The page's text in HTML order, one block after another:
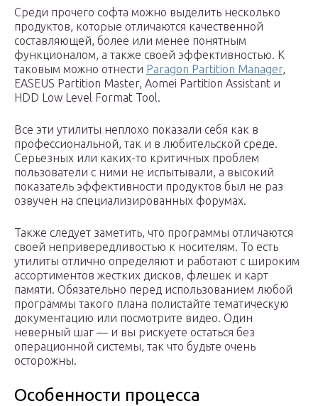
Среди прочего софта можно выделить несколько
продуктов, которые отличаются качественной
составляющей, более или менее понятным
функционалом, а также своей эффективностью. К
таковым можно отнести Paragon Partition Manager,
EASEUS Partition Master, Aomei Partition Assistant и
HDD Low Level Format Tool.
Все эти утилиты неплохо показали себя как в
профессиональной, так и в любительской среде.
Серьезных или каких-то критичных проблем
пользователи с ними не испытывали, а высокий
показатель эффективности продуктов был не раз
озвучен на специализированных форумах.
Также следует заметить, что программы отличаются
своей непривередливостью к носителям. То есть
утилиты отлично определяют и работают с широким
ассортиментов жестких дисков, флешек и карт
памяти. Обязательно перед использованием любой
программы такого плана полистайте тематическую
документацию или посмотрите видео. Один
неверный шаг — и вы рискуете остаться без
операционной системы, так что будьте очень
осторожны.
Особенности процесса